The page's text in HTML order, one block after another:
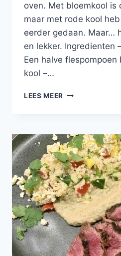
oven. Met bloemkool is
maar met rode kool
eerder gedaan. Maar…
en lekker. Ingredienten
Een halve flespompoen
kool –…
LEES MEER GEGRILDE
GROVE
PUREE
VAN
GEPOFTE
POMPOEN,
OSSENHAAS
EN
PORTSAUS